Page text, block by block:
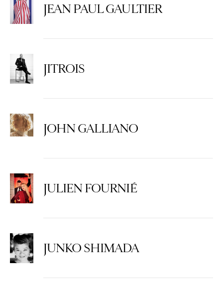
JEAN PAUL GAULTIER
JITROIS
JOHN GALLIANO
JULIEN FOURNIÉ
JUNKO SHIMADA